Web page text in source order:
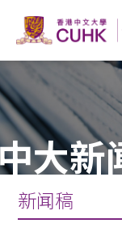
大新
新闻稿